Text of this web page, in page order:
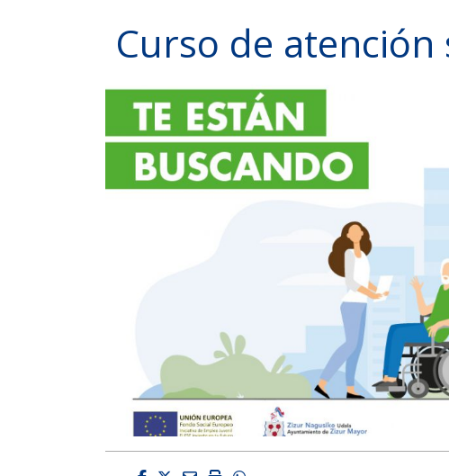
Curso de